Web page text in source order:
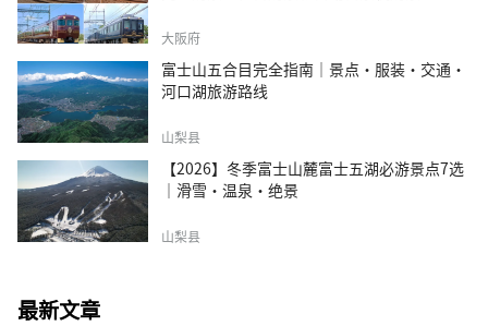
大阪府
富士山五合目完全指南｜景点·服装·交通·
河口湖旅游路线
山梨县
【2026】冬季富士山麓富士五湖必游景点7选
｜滑雪・温泉・绝景
山梨县
最新文章